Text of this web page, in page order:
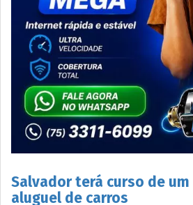
Salvador terá curso de
aluguel de carros